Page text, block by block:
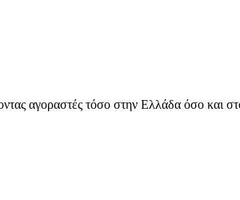
αγοραστές τόσο στην Ελλάδα όσο και